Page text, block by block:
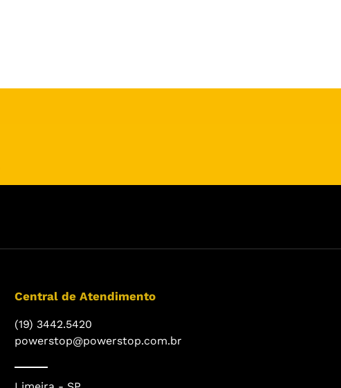
Central de Atendimento
(19) 3442.5420
powerstop@powerstop.com.br